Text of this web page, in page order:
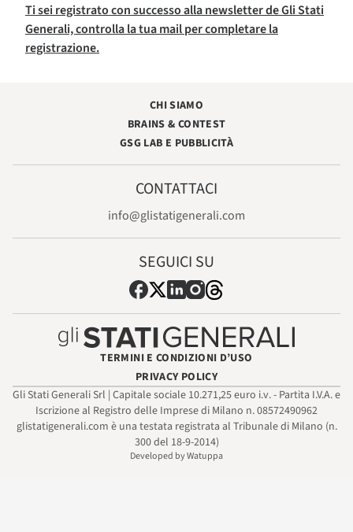
Ti sei registrato con successo alla newsletter de Gli Stati
Generali, controlla la tua mail per completare la
registrazione.
CHI SIAMO
BRAINS & CONTEST
GSG LAB E PUBBLICITÀ
CONTATTACI
info@glistatigenerali.com
SEGUICI SU
TERMINI E CONDIZIONI D’USO
PRIVACY POLICY
Gli Stati Generali Srl | Capitale sociale 10.271,25 euro i.v. - Partita I.V.A. e
Iscrizione al Registro delle Imprese di Milano n. 08572490962
glistatigenerali.com è una testata registrata al Tribunale di Milano (n.
300 del 18-9-2014)
Developed by Watuppa